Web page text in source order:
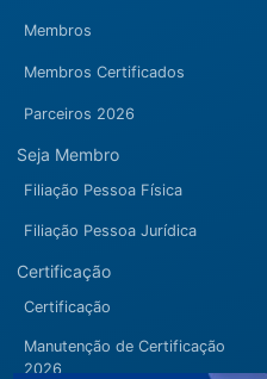
Membros
Membros Certificados
Parceiros 2026
Seja Membro
Filiação Pessoa Física
Filiação Pessoa Jurídica
Certificação
Certificação
Manutenção de Certificação
2026